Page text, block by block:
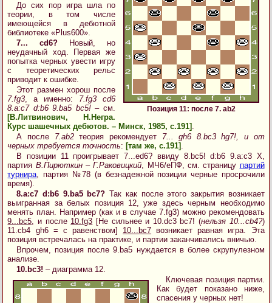
Позиция 11: после 7. ab2
До сих пор игра шла по
теории, в том числе
имеющейся в дебютной
библиотеке «Plus600».
7... cd6? Новый, но
неудачный ход. Первая же
попытка черных увести игру
с теоретических рельс
приводит к ошибке.
Этот размен хорош после
7.fg3, а именно: 7.fg3 cd6
8.a:c7 d:b6 9.ba5 bc5!– см.
[В.Литвинович, Н.Негра.
Курс шашечных дебютов. – Минск, 1985, с.191] .
А после 7.ab2теория рекомендует 7... gh6 8.bc3 hg7!, и от
черных требуется точность: [там же, с.191] .
В позиции 11 проигрывает 7...ed6? ввиду 8.bc5! d:b6 9.a:c3 X,
партия В.Пирюткин – Г.Раковицкий, МЧ6/eПФ, см. страницу партий
турнира, партия №78 (в безнадежной позиции черные просрочили
время).
8.a:c7 d:b6 9.ba5 bc7? Так как после этого закрытия возникает
выигранная за белых позиция 12, уже здесь черным необходимо
менять план. Например (как и в случае 7.fg3) можно рекомендовать
9...bc5, и после 10.fg3 [Не сильнее и 10.dc3 bc7! (нельзя 10...cb4?)
11.cb4 gh6 = с равенством] 10...bc7 возникает равная игра. Эта
позиция встречалась на практике, и партии заканчивались вничью.
Впрочем, позиция после 9.ba5 нуждается в более скрупулезном
анализе.
10.bc3! – диаграмма 12.
Ключевая позиция партии.
Как будет показано ниже,
спасения у черных нет!